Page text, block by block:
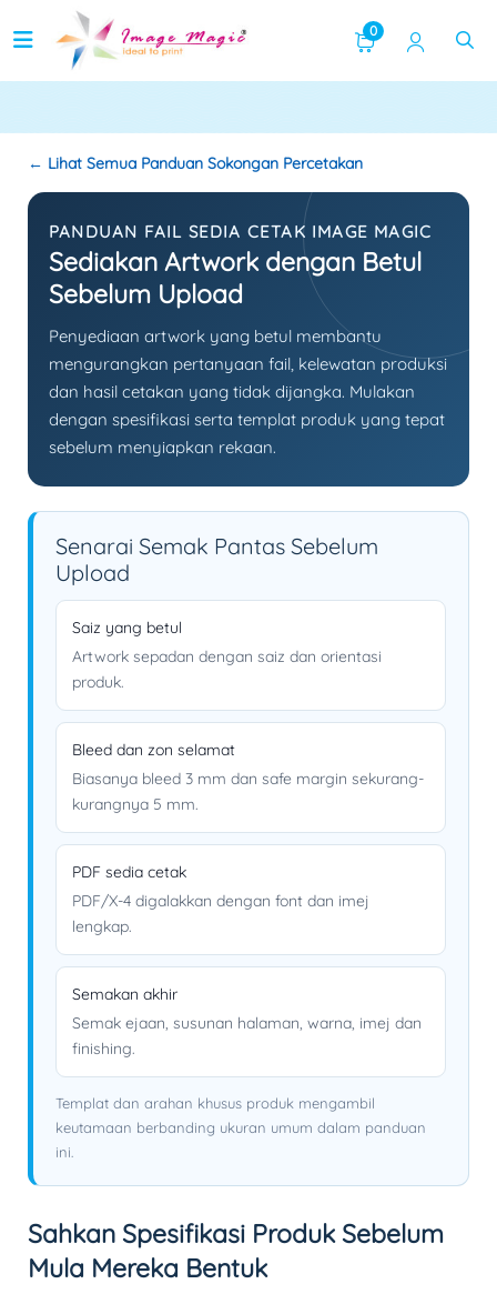
0
← Lihat Semua Panduan Sokongan Percetakan
PANDUAN FAIL SEDIA CETAK IMAGE MAGIC
Sediakan Artwork dengan Betul
Sebelum Upload
Penyediaan artwork yang betul membantu
mengurangkan pertanyaan fail, kelewatan produksi
dan hasil cetakan yang tidak dijangka. Mulakan
dengan spesifikasi serta templat produk yang tepat
sebelum menyiapkan rekaan.
Senarai Semak Pantas Sebelum
Upload
Saiz yang betul
Artwork sepadan dengan saiz dan orientasi
produk.
Bleed dan zon selamat
Biasanya bleed 3 mm dan safe margin sekurang-
kurangnya 5 mm.
PDF sedia cetak
PDF/X-4 digalakkan dengan font dan imej
lengkap.
Semakan akhir
Semak ejaan, susunan halaman, warna, imej dan
finishing.
Templat dan arahan khusus produk mengambil
keutamaan berbanding ukuran umum dalam panduan
ini.
Sahkan Spesifikasi Produk Sebelum
Mula Mereka Bentuk